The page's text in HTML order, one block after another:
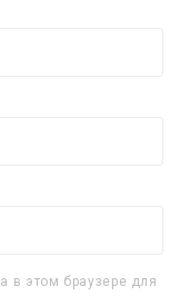
в этом браузере для